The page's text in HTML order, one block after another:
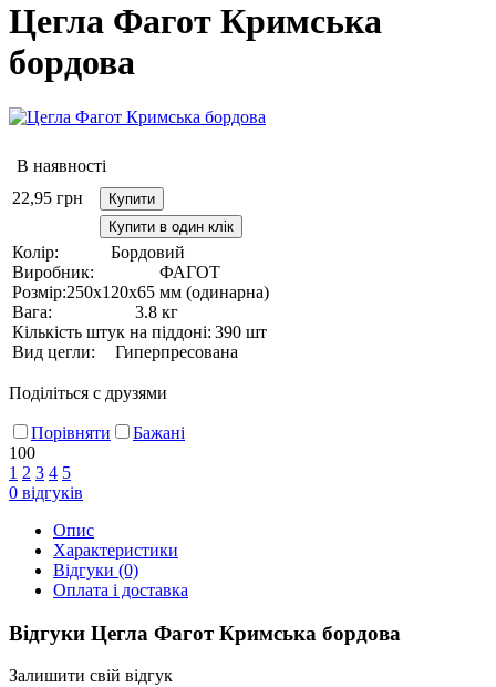
Цегла Фагот Кримська
бордова
В наявності
22,95 грн
Купити
Купити в один клік
Колір:
Бордовий
Виробник:
ФАГОТ
Розмір:250х120х65 мм (одинарна)
Вага:
3.8 кг
Кількість штук на піддоні: 390 шт
Вид цегли:
Гиперпресована
Поділіться с друзями
Порівняти
Бажані
100
1 2 3 4 5
0 відгуків
Опис
Характеристики
Відгуки (0)
Оплата і доставка
Відгуки Цегла Фагот Кримська бордова
Залишити свій відгук